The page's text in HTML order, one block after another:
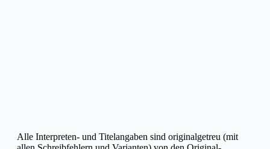
Alle Interpreten- und Titelangaben sind originalgetreu (mit